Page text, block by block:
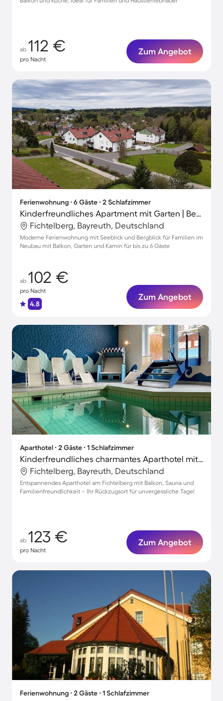
ab 112 €
pro Nacht
Zum Angebot
Ferienwohnung ∙ 6 Gäste ∙ 2 Schlafzimmer
Kinderfreundliches Apartment mit Garten | Bergblick
Fichtelberg, Bayreuth, Deutschland
Moderne Ferienwohnung mit Seeblick und Bergblick für Familien im
Neubau mit Balkon, Garten und Kamin für bis zu 6 Gäste
ab 102 €
pro Nacht
4.8
Zum Angebot
Aparthotel ∙ 2 Gäste ∙ 1 Schlafzimmer
Kinderfreundliches charmantes Aparthotel mit Sauna | Haustiere erlaubt
Fichtelberg, Bayreuth, Deutschland
Entspannendes Aparthotel am Fichtelberg mit Balkon, Sauna und
Familienfreundlichkeit – Ihr Rückzugsort für unvergessliche Tage!
ab 123 €
pro Nacht
Zum Angebot
Ferienwohnung ∙ 2 Gäste ∙ 1 Schlafzimmer